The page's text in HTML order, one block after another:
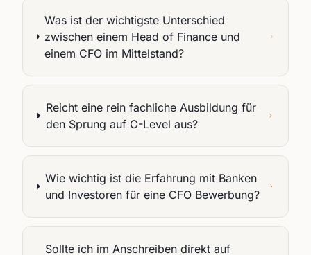
Was ist der wichtigste Unterschied
zwischen einem Head of Finance und
einem CFO im Mittelstand?
Reicht eine rein fachliche Ausbildung für
den Sprung auf C-Level aus?
Wie wichtig ist die Erfahrung mit Banken
und Investoren für eine CFO Bewerbung?
Sollte ich im Anschreiben direkt auf